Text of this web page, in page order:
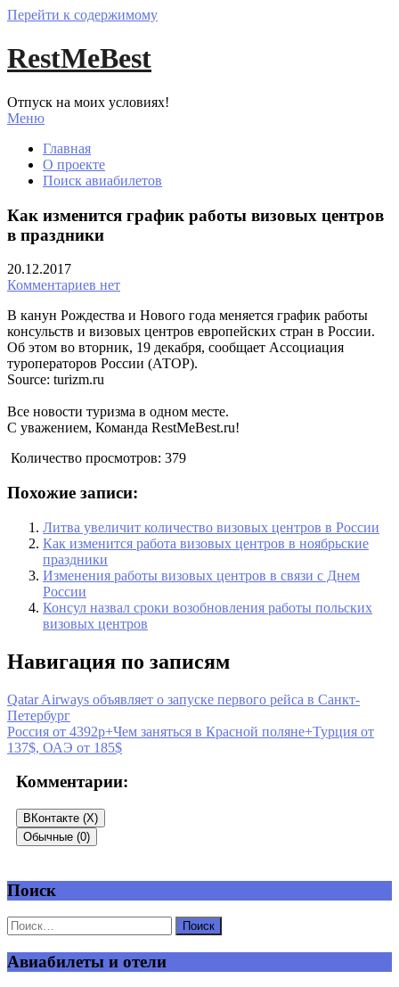
Перейти к содержимому
RestMeBest
Отпуск на моих условиях!
Меню
Главная
О проекте
Поиск авиабилетов
Как изменится график работы визовых центров
в праздники
20.12.2017
Комментариев нет
В канун Рождества и Нового года меняется график работы
консульств и визовых центров европейских стран в России.
Об этом во вторник, 19 декабря, сообщает Ассоциация
туроператоров России (АТОР).
Source: turizm.ru
Все новости туризма в одном месте.
С уважением, Команда RestMeBest.ru!
Количество просмотров: 379
Похожие записи:
Литва увеличит количество визовых центров в России
Как изменится работа визовых центров в ноябрьские
праздники
Изменения работы визовых центров в связи с Днем
России
Консул назвал сроки возобновления работы польских
визовых центров
Навигация по записям
Qatar Airways объявляет о запуске первого рейса в Санкт-
Петербург
Россия от 4392р+Чем заняться в Красной поляне+Турция от
137$, ОАЭ от 185$
Комментарии:
ВКонтакте (X)
Обычные (0)
Добавить комментарий
Ваш адрес email не будет опубликован.
Поиск
Авиабилеты и отели